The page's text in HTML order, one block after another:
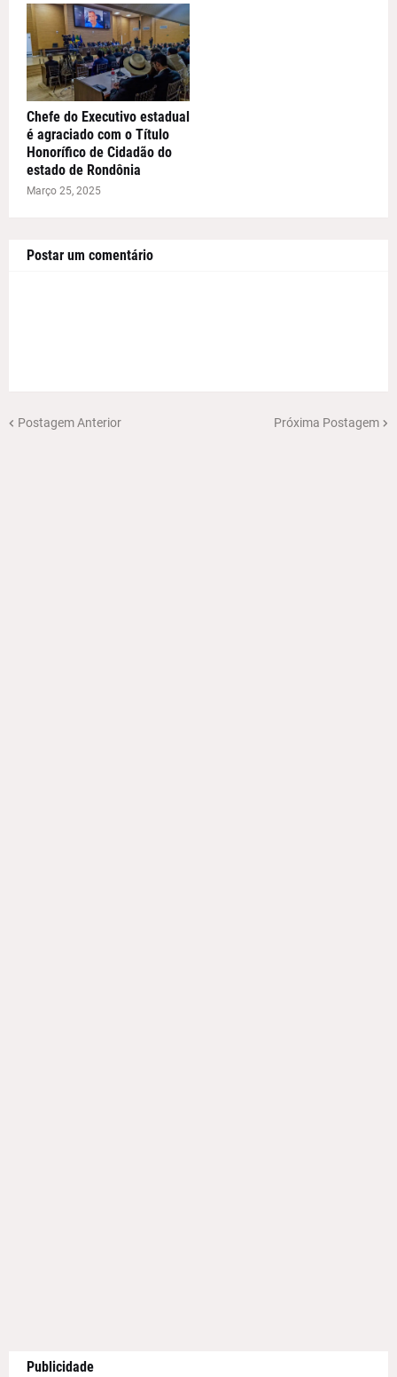
Chefe do Executivo estadual
é agraciado com o Título
Honorífico de Cidadão do
estado de Rondônia
Março 25, 2025
Postar um comentário
Postagem Anterior Próxima Postagem
Publicidade